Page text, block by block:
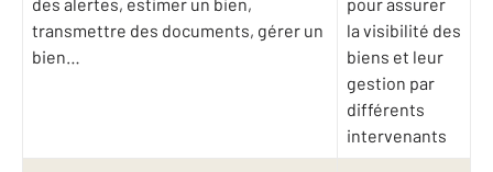
transmettre des documents, gérer un
bien…
la visibilité des
biens et leur
gestion par
différents
intervenants